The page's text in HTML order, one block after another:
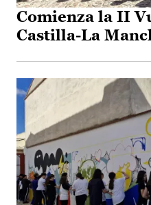
Comienza la II
Castilla-La